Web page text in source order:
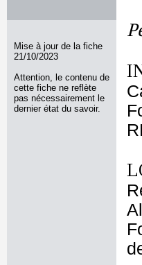
Mise à jour de la fiche
21/10/2023
Attention, le contenu de
cette fiche ne reflète
pas nécessairement le
dernier état du savoir.